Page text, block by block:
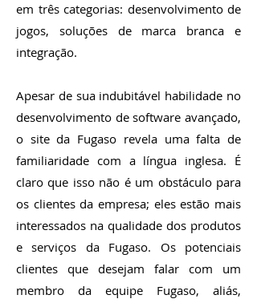
em três categorias: desenvolvimento de
jogos, soluções de marca branca e
integração.
Apesar de sua indubitável habilidade no
desenvolvimento de software avançado,
o site da Fugaso revela uma falta de
familiaridade com a língua inglesa. É
claro que isso não é um obstáculo para
os clientes da empresa; eles estão mais
interessados na qualidade dos produtos
e serviços da Fugaso. Os potenciais
clientes que desejam falar com um
membro da equipe Fugaso, aliás,